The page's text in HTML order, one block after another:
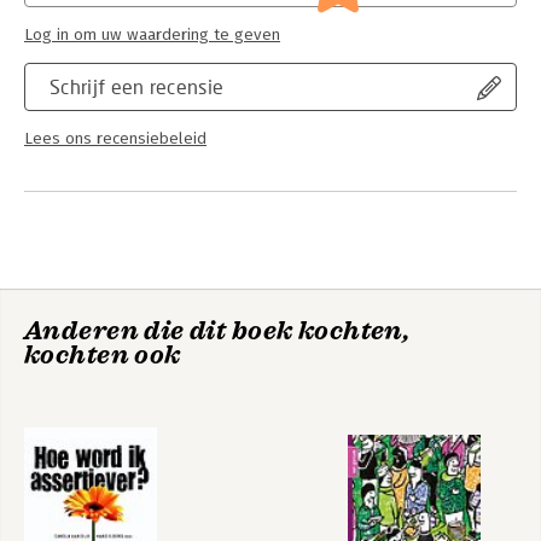
Schrijf een recensie
Lees ons recensiebeleid
Log in om uw waardering te geven
Anderen die dit boek kochten,
kochten ook